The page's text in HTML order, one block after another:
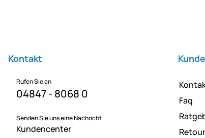
Kontakt
Rufen Sie an
04847 - 8068 0
Senden Sie uns eine Nachricht
Kundencenter
Faq